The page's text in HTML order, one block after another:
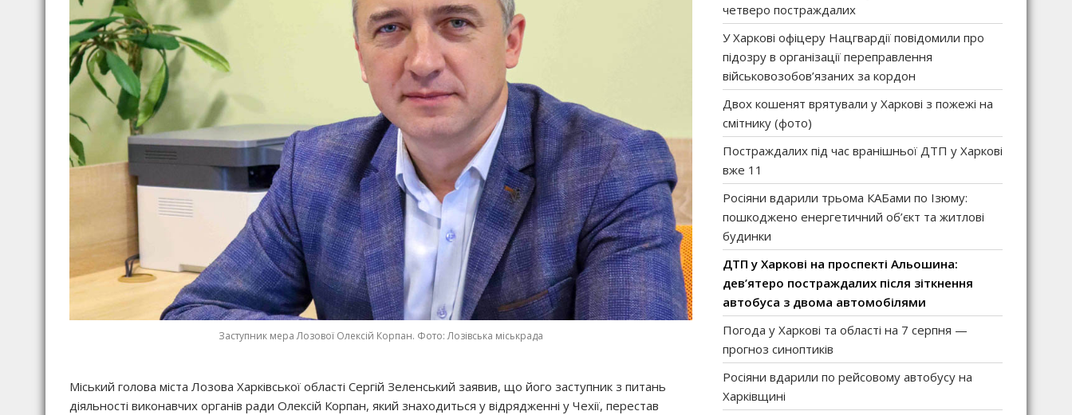
Заступник мера Лозової Олексій Корпан. Фото: Лозівська міськрада
Міський голова міста Лозова Харківської області Сергій Зеленський заявив, що його заступник з питань
діяльності виконавчих органів ради Олексій Корпан, який знаходиться у відрядженні у Чехії, перестав
четверо постраждалих
У Харкові офіцеру Нацгвардії повідомили про
підозру в організації переправлення
військовозобов’язаних за кордон
Двох кошенят врятували у Харкові з пожежі на
смітнику (фото)
Постраждалих під час вранішньої ДТП у Харкові
вже 11
Росіяни вдарили трьома КАБами по Ізюму:
пошкоджено енергетичний об’єкт та житлові
будинки
ДТП у Харкові на проспекті Альошина:
дев’ятеро постраждалих після зіткнення
автобуса з двома автомобілями
Погода у Харкові та області на 7 серпня —
прогноз синоптиків
Росіяни вдарили по рейсовому автобусу на
Харківщині